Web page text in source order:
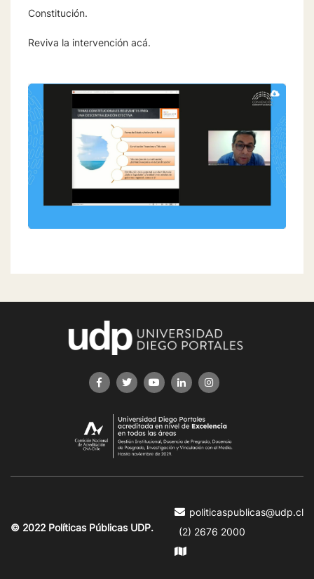
Constitución.
Reviva la intervención acá.
© 2022 Políticas Públicas UDP.
politicaspublicas@udp.cl
(2) 2676 2000